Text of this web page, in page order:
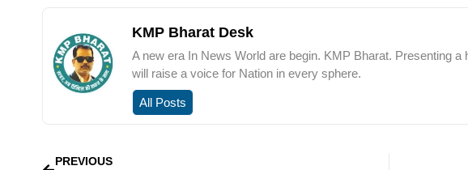
KMP Bharat Desk
A new era In News World are begin. KMP Bharat. Presenting
will raise a voice for Nation in every sphere.
All Posts
PREVIOUS